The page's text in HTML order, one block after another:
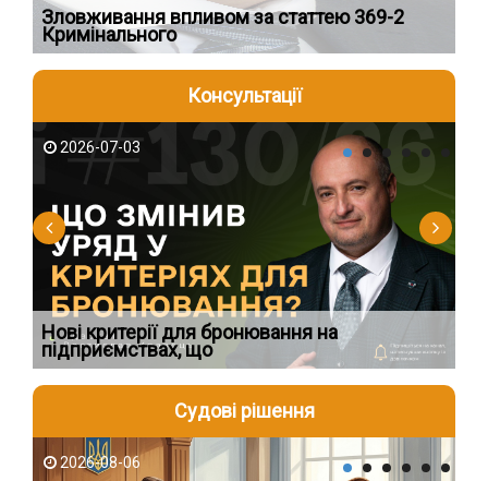
Зловживання впливом за статтею 369-2
Кримінального
Консультації
2026-07-03
Нові критерії для бронювання на
підприємствах, що
Судові рішення
2026-08-06